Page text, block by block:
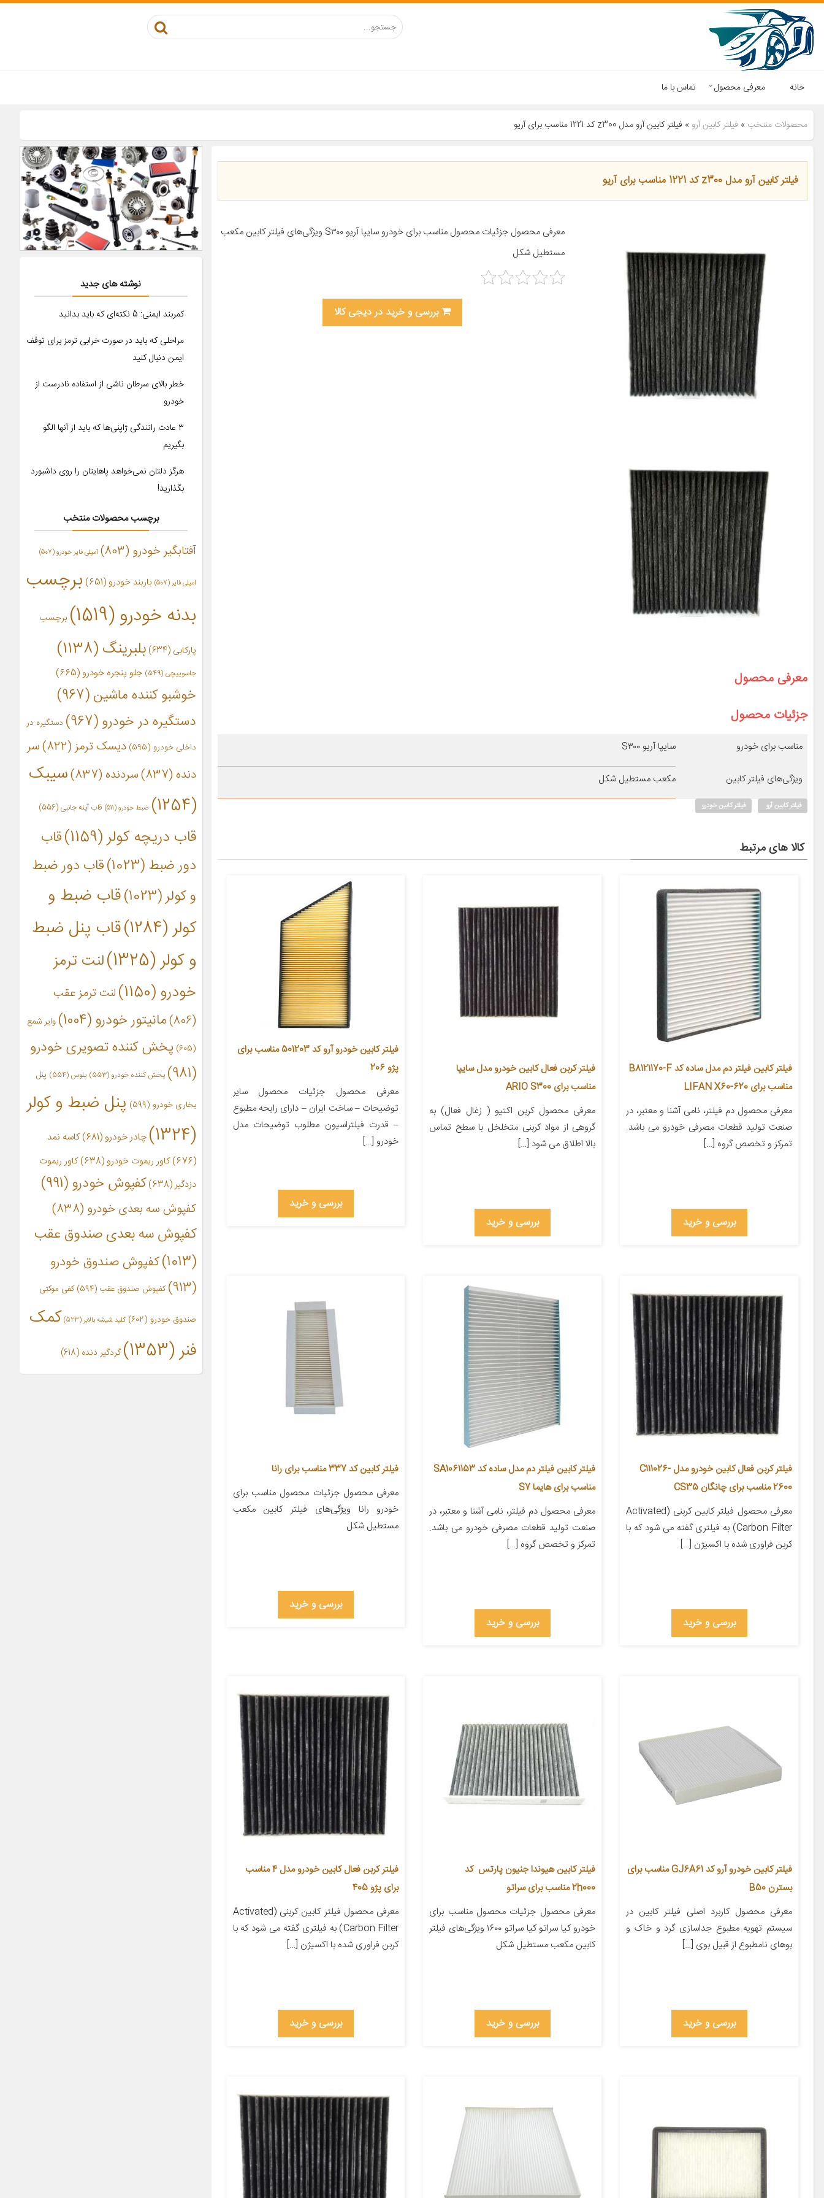
خانه معرفی محصول تماس با ما
محصولات منتخب » فیلتر کابین آرو» فیلتر کابین آرو مدل z300 کد 1221 مناسب برای آریو
فیلتر کابین آرو مدل z300 کد 1221 مناسب برای آریو
معرفی محصول جزئیات محصول مناسب برای خودرو سایپا آریو S۳۰۰ ویژگی‌های فیلتر کابین مکعب
مستطیل شکل
بررسی و خرید در دیجی کالا
معرفی محصول
جزئیات محصول
مناسب برای خودرو سایپا آریو S۳۰۰
ویژگی‌های فیلتر کابین مکعب مستطیل شکل
فیلتر کابین آرو فیلتر کابین خودرو
کالا های مرتبط
فیلتر کابین فیلتر دم مدل ساده کد B8121170-F
مناسب برای LIFAN X60-620
معرفی محصول دم فیلتر، نامی آشنا و معتبر، در
صنعت تولید قطعات مصرفی خودرو می باشد.
تمرکز و تخصص گروه […]
بررسی و خرید
فیلتر کربن فعال کابین خودرو مدل سایپا
مناسب برای ARIO S300
معرفی محصول کربن اکتیو ( زغال فعال) به
گروهی از مواد کربنی متخلخل با سطح تماس
بالا اطلاق می شود […]
بررسی و خرید
فیلتر کابین خودرو آرو کد 501203 مناسب برای
پژو 206
معرفی محصول جزئیات محصول سایر
توضیحات – ساخت ایران – دارای رایحه مطبوع
– قدرت فیلتراسیون مطلوب توضیحات مدل
خودرو […]
بررسی و خرید
فیلتر کربن فعال کابین خودرو مدل C111026-
2600 مناسب برای چانگان CS35
معرفی محصول فیلتر کابین کربنی (Activated
Carbon Filter) به فیلتری گفته می شود که با
کربن فراوری شده با اکسیژن […]
بررسی و خرید
فیلتر کابین فیلتر دم مدل ساده کد SA1061153
مناسب برای هایما S7
معرفی محصول دم فیلتر، نامی آشنا و معتبر، در
صنعت تولید قطعات مصرفی خودرو می باشد.
تمرکز و تخصص گروه […]
بررسی و خرید
فیلتر کابین کد 337 مناسب برای رانا
معرفی محصول جزئیات محصول مناسب برای
خودرو رانا ویژگی‌های فیلتر کابین مکعب
مستطیل شکل
بررسی و خرید
فیلتر کابین خودرو آرو کد GJ6A61 مناسب برای
بسترن B50
معرفی محصول کاربرد اصلی فیلتر کابین در
سیستم تهویه مطبوع جداسازی گرد و خاک و
بوهای نامطبوع از قبیل بوی […]
بررسی و خرید
فیلتر کابین هیوندا جنیون پارتس کد
2h000 مناسب برای سراتو
معرفی محصول جزئیات محصول مناسب برای
خودرو کیا سراتو کیا سراتو ۱۶۰۰ ویژگی‌های فیلتر
کابین مکعب مستطیل شکل
بررسی و خرید
فیلتر کربن فعال کابین خودرو مدل 4 مناسب
برای پژو 405
معرفی محصول فیلتر کابین کربنی (Activated
Carbon Filter) به فیلتری گفته می شود که با
کربن فراوری شده با اکسیژن […]
بررسی و خرید
نوشته های جدید
کمربند ایمنی: 5 نکته‌ای که باید بدانید
مراحلی که باید در صورت خرابی ترمز برای توقف
ایمن دنبال کنید
خطر بالای سرطان ناشی از استفاده نادرست از
خودرو
۳ عادت رانندگی ژاپنی‌ها که باید از آنها الگو
بگیریم
هرگز دلتان نمی‌خواهد پاهایتان را روی داشبورد
بگذارید!
برچسب محصولات منتخب
آفتابگیر خودرو (803) آمپلی فایر خودرو(507)
امپلی فایر (507) باربند خودرو(651)
برچسب
بدنه خودرو(1519) برچسب
پارکابی (634) بلبرینگ(1138)
جاسوییچی (549) جلو پنجره خودرو (665)
خوشبو کننده ماشین(967)
دستگیره در خودرو(967)
دستگیره در
داخلی خودرو (595) دیسک ترمز(822)
سر
دنده(837) سردنده(837)
سیبک
(1254)
ضبط خودرو(511) قاب آینه جانبی (556)
قاب دریچه کولر(1159)
قاب
دور ضبط(1023)
قاب دور ضبط
و کولر(1023)
قاب ضبط و
کولر(1284)
قاب پنل ضبط
و کولر(1325)
لنت ترمز
خودرو(1150)
لنت ترمز عقب
(806)
مانیتور خودرو(1004)
وایر شمع
(605)
پخش کننده تصویری خودرو
(981)
پخش کننده خودرو(553) پلوس(554) پنل
بخاری خودرو (599)
پنل ضبط و کولر
(1324)
چادر خودرو (681)
کاسه نمد
(676)
کاور ریموت خودرو(638)
کاور ریموت
دزدگیر(638) کفپوش خودرو(991)
کفپوش سه بعدی خودرو (838)
کفپوش سه بعدی صندوق عقب
(1013)
کفپوش صندوق خودرو
(913)
کفپوش صندوق عقب (594) کفی موکتی
صندوق خودرو (602) کلید شیشه بالابر(523)
کمک
فنر(1353) گردگیر دنده (618)